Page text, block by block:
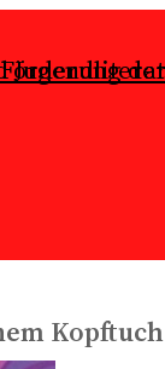
Kopftuch